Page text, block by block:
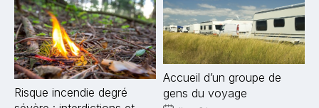
Risque incendie degré
Accueil d’un groupe de
gens du voyage